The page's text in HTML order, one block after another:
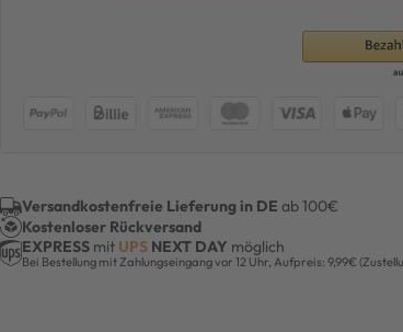
Versandkostenfreie Lieferung in DE ab 100€
Kostenloser Rückversand
EXPRESS mit UPS NEXT DAY möglich
Bei Bestellung mit Zahlungseingang vor 12 Uhr, Aufpreis: 9,99€